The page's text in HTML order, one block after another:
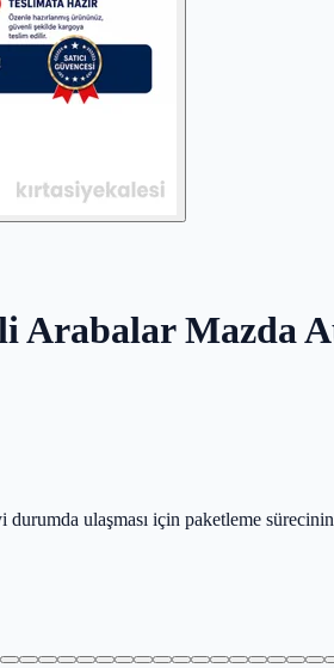
Arabalar Mazda
ulaşması için paketleme sürecinin